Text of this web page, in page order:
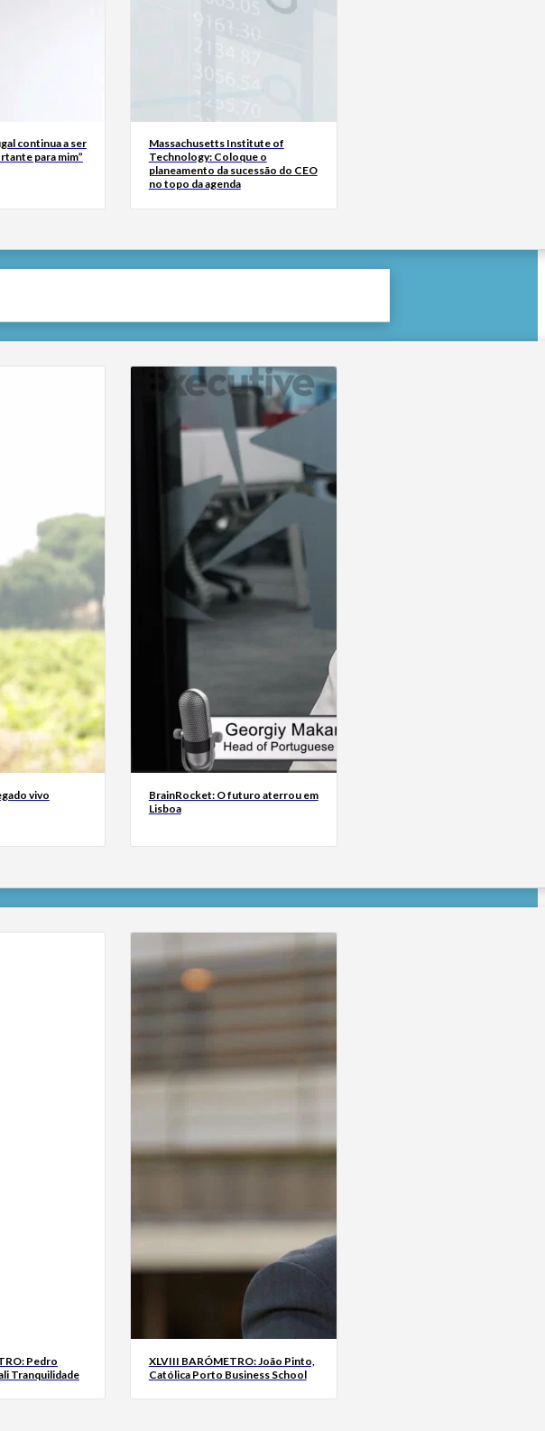
continua a ser
para mim”
Massachusetts Institute of
Technology: Coloque o
planeamento da sucessão do CEO
no topo da agenda
vivo
BrainRocket: O futuro aterrou em
Lisboa
Pedro
Tranquilidade
XLVIII BARÓMETRO: João Pinto,
Católica Porto Business School